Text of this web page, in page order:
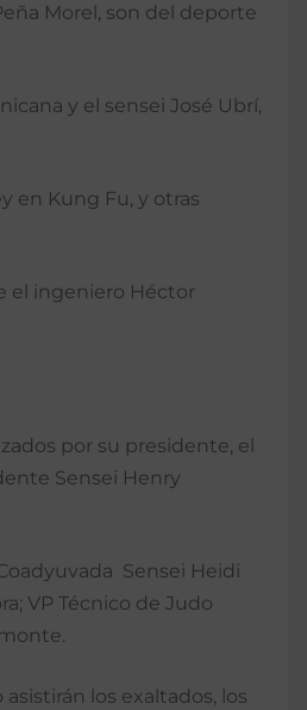
Morel, son del deporte
y el sensei José Ubrí,
en Kung Fu, y otras
el ingeniero Héctor
por su presidente, el
Sensei Henry
Sensei Heidi
VP Técnico de Judo
los exaltados, los